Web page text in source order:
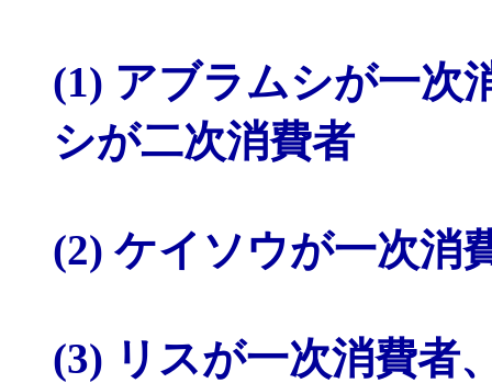
(1) アブラムシが一次
シが二次消費者
(2) ケイソウが一次消
(3) リスが一次消費者